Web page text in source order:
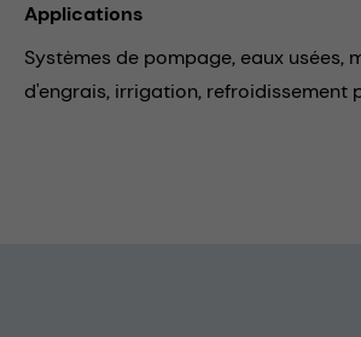
Applications
Systèmes de pompage, eaux usées,
d'engrais, irrigation, refroidissement